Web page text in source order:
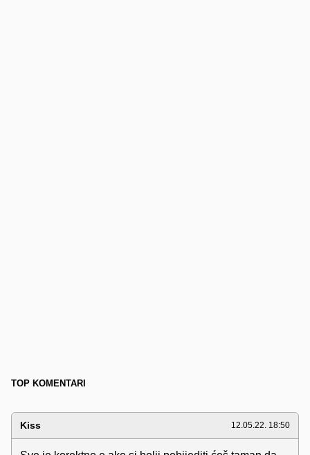
TOP KOMENTARI
Kiss 12.05.22. 18:50